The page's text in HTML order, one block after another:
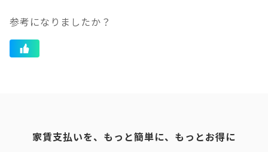
参考になりましたか？
家賃支払いを、もっと簡単に、もっとお得に